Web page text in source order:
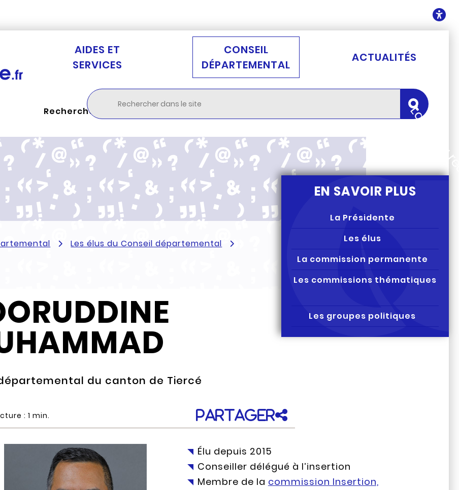
AIDES ET
SERVICES
CONSEIL
DÉPARTEMENTAL
ACTUALITÉS
Rechercher
Les élus du Conseil départemental
du canton de Tiercé
: 1 min. Partager
EN SAVOIR PLUS
La Présidente
Les élus
La commission permanente
Les commissions thématiques
Les groupes politiques
Élu depuis 2015
Conseiller délégué à l’insertion
Membre de la commission Insertion,